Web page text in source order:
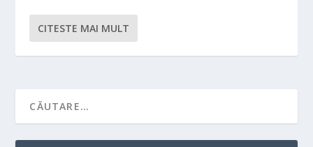
CITESTE MAI MULT